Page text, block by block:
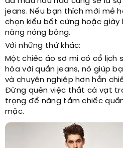
jeans. Nếu bạn thích mới mẻ
chọn kiểu bốt cứng hoặc giày
nàng nóng bỏng.
Với những thứ khác:
Một chiếc áo sơ mi có cổ lịch
hòa với quần jeans, nó giúp
và chuyên nghiệp hơn hẳn
Đừng quên việc thắt cà vạt
trọng để nâng tầm chiếc
mặc.